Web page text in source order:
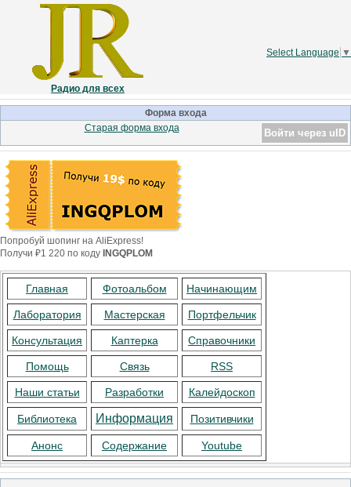
Радио для всех
Select Language ▼
Форма входа
Войти через uID
Старая форма входа
Попробуй шопинг на AliExpress!
Получи ₽1 220 по коду INGQPLOM
Главная Фотоальбом Начинающим
Лаборатория Мастерская Портфельчик
Консультация Каптерка Справочники
Помощь Связь RSS
Наши статьи Разработки Калейдоскоп
Библиотека Информация Позитивчики
Анонс Содержание Youtube